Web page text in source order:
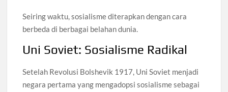
Seiring waktu, sosialisme diterapkan dengan cara
berbeda di berbagai belahan dunia.
Uni Soviet: Sosialisme Radikal
Setelah Revolusi Bolshevik 1917, Uni Soviet menjadi
negara pertama yang mengadopsi sosialisme sebagai